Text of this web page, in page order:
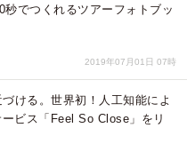
秒でつくれるツアーフォトブッ
2019年07月01日 07時
ける。世界初！人工知能によ
ビス「Feel So Close」をリ